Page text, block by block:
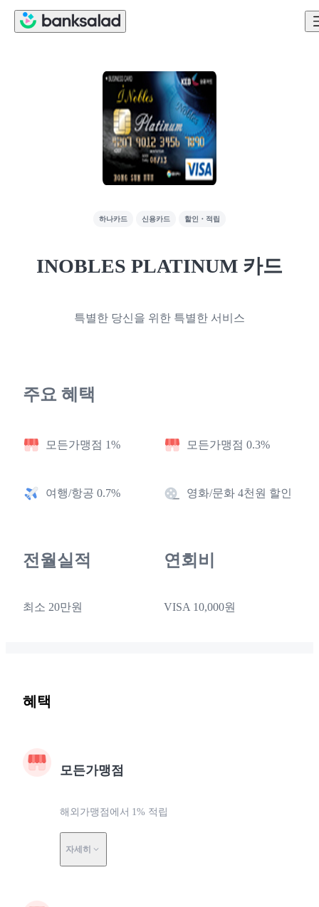
하나카드 신용카드 할인・적립
INOBLES PLATINUM 카드
특별한 당신을 위한 특별한 서비스
주요 혜택
모든가맹점 1% 모든가맹점 0.3%
여행/항공 0.7% 영화/문화 4천원 할인
전월실적
최소 20만원
연회비
VISA 10,000원
혜택
모든가맹점
해외가맹점에서 1% 적립
자세히